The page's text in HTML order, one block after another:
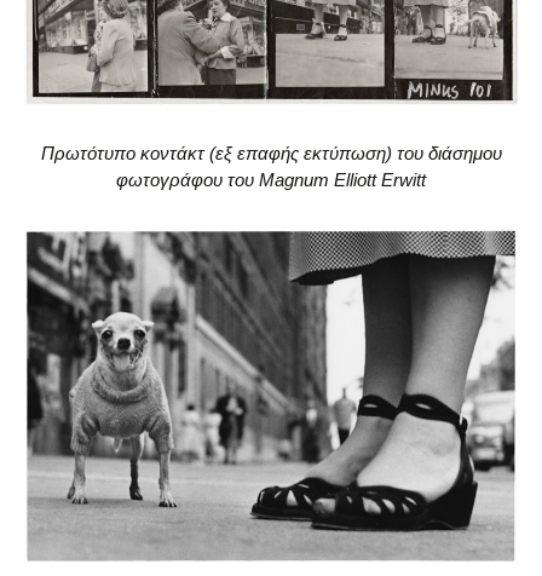
Πρωτότυπο κοντάκτ (εξ επαφής εκτύπωση) του διάσημου
φωτογράφου του Magnum Elliott Erwitt